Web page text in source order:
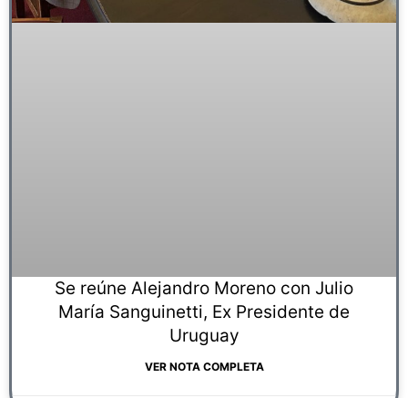
Se reúne Alejandro Moreno con Julio
María Sanguinetti, Ex Presidente de
Uruguay
VER NOTA COMPLETA